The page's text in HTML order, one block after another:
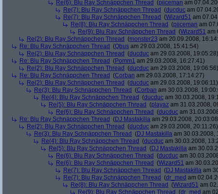
Re(6): Blu Ray Schnäppchen Thread (piiceman am
Re(7): Blu Ray Schnäppchen Thread (ducduc am
Re(7): Blu Ray Schnäppchen Thread (Wizard51 am
Re(8): Blu Ray Schnäppchen Thread (piiceman am
Re(9): Blu Ray Schnäppchen Thread (Wizard51 am
Re(2): Blu Ray Schnäppchen Thread (monster23 am 20.09.2008,
Re: Blu Ray Schnäppchen Thread (Qbus am 29.03.2008, 15:41:54)
Re(2): Blu Ray Schnäppchen Thread (ducduc am 29.03.2008, 19:05:28)
Re: Blu Ray Schnäppchen Thread (Pomm1 am 29.03.2008, 16:27:41)
Re(2): Blu Ray Schnäppchen Thread (ducduc am 29.03.2008, 19:06:56)
Re: Blu Ray Schnäppchen Thread (Corban am 29.03.2008, 17:14:27)
Re(2): Blu Ray Schnäppchen Thread (ducduc am 29.03.2008, 19:06:11)
Re(3): Blu Ray Schnäppchen Thread (Corban am 30.03.2008,
Re(4): Blu Ray Schnäppchen Thread (ducduc am 30.03.2008,
Re(5): Blu Ray Schnäppchen Thread (playaz am 31.03.2008,
Re(6): Blu Ray Schnäppchen Thread (ducduc am
Re: Blu Ray Schnäppchen Thread (DJ Mastakilla am 29.03.2008,
Re(2): Blu Ray Schnäppchen Thread (ducduc am 29.03.2008, 20:11:26)
Re(3): Blu Ray Schnäppchen Thread (DJ Mastakilla am 30.03.2008,
Re(4): Blu Ray Schnäppchen Thread (ducduc am 30.03.2008,
Re(5): Blu Ray Schnäppchen Thread (DJ Mastakilla am
Re(6): Blu Ray Schnäppchen Thread (ducduc am
Re(6): Blu Ray Schnäppchen Thread (Wizard51 am
Re(7): Blu Ray Schnäppchen Thread (DJ Mastakilla am
Re(7): Blu Ray Schnäppchen Thread (dr_med am
Re(8): Blu Ray Schnäppchen Thread (Wizard51 am
Re(9): Blu Ray Schnäppchen Thread (dr_med am